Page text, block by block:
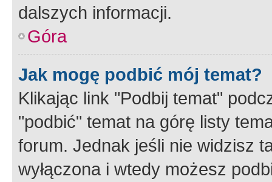
dalszych informacji.
Góra
Jak mogę podbić mój temat?
Klikając link "Podbij temat"
"podbić" temat na górę listy
forum. Jednak jeśli nie widzisz
wyłączona i wtedy możesz